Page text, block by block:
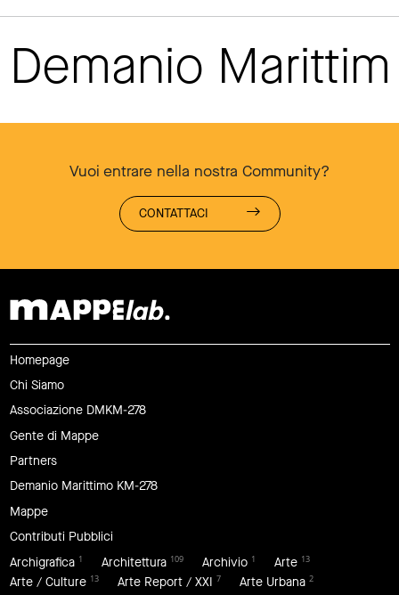
Demanio
Vuoi entrare nella nostra Community?
CONTATTACI
Homepage
Chi Siamo
Associazione DMKM-278
Gente di Mappe
Partners
Demanio Marittimo KM-278
Mappe
Contributi Pubblici
Archigrafica 1 Architettura 109 Archivio 1 Arte 13
Arte / Culture 13 Arte Report / XXI 7 Arte Urbana 2